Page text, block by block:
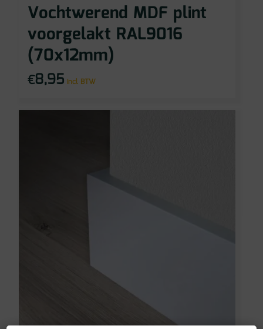
Vochtwerend MDF plint
voorgelakt RAL9016
(70x12mm)
€8,95 incl BTW